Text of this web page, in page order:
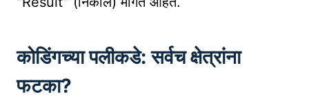
कोडिंगच्या पलीकडे: सर्वच क्षेत्रांना
फटका?